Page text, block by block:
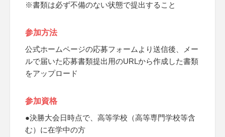
※書類は必ず不備のない状態で提出すること
参加方法
公式ホームページの応募フォームより送信後、メー
ルで届いた応募書類提出用のURLから作成した書類
をアップロード
参加資格
●決勝大会日時点で、高等学校（高等専門学校等含
む）に在学中の方